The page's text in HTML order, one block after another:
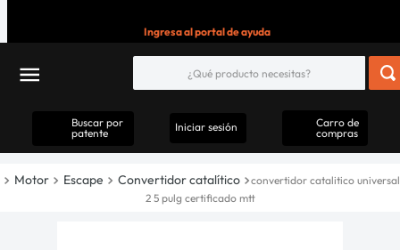
Ingresa al portal de ayuda
Buscar por
patente
Iniciar sesión
Carro de
compras
Motor Escape Convertidor catalítico
convertidor catalitico universal
2 5 pulg certificado mtt